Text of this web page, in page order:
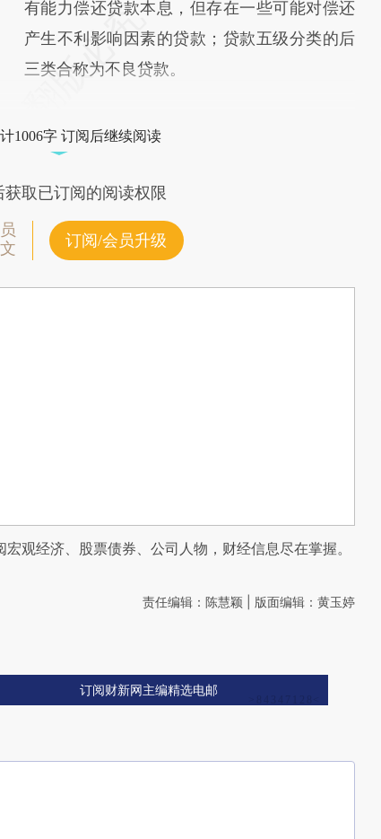
有能力偿还贷款本息，但存在一些可能对偿还
产生不利影响因素的贷款；贷款五级分类的后
三类合称为不良贷款。
1006字 订阅后继续阅读
取已订阅的阅读权限
订阅/会员升级
宏观经济、股票债券、公司人物，财经信息尽在掌握。
责任编辑：陈慧颖 | 版面编辑：黄玉婷
订阅财新网主编精选电邮